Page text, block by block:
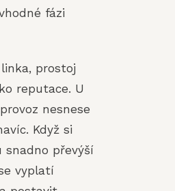
fázi
prostoj
reputace. U
nesnese
Když si
snadno převýší
vyplatí